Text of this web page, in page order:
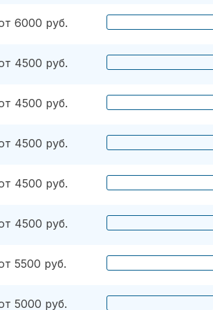
6000 руб.
4500 руб.
4500 руб.
4500 руб.
4500 руб.
4500 руб.
5500 руб.
5000 руб.